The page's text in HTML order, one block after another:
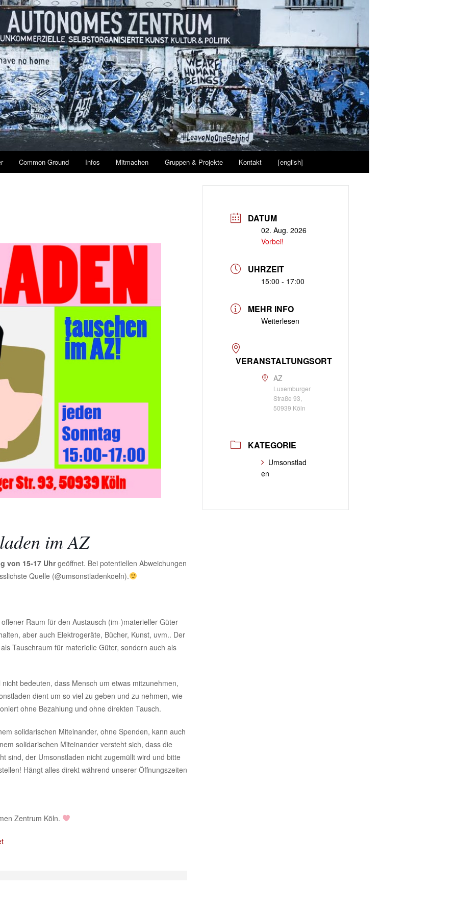
Common Ground Infos Mitmachen Gruppen & Projekte Kontakt [english]
im AZ
von 15-17 Uhrgeöffnet. Bei potentiellen Abweichungen
Quelle (@umsonstladenkoeln).
Raum für den Austausch (im-)materieller Güter
aber auch Elektrogeräte, Bücher, Kunst, uvm.. Der
Tauschraum für materielle Güter, sondern auch als
nicht bedeuten, dass Mensch um etwas mitzunehmen,
dient um so viel zu geben und zu nehmen, wie
ohne Bezahlung und ohne direkten Tausch.
solidarischen Miteinander, ohne Spenden, kann auch
solidarischen Miteinander versteht sich, dass die
sind, der Umsonstladen nicht zugemüllt wird und bitte
Hängt alles direkt während unserer Öffnungszeiten
Zentrum Köln.
DATUM
02. Aug. 2026
Vorbei!
UHRZEIT
15:00 - 17:00
MEHR INFO
Weiterlesen
VERANSTALTUNGSORT
AZ
Luxemburger
Straße 93,
50939 Köln
KATEGORIE
Umsonstlad
en